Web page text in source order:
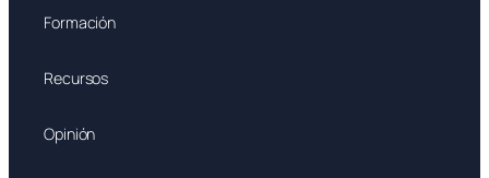
Formación
Recursos
Opinión